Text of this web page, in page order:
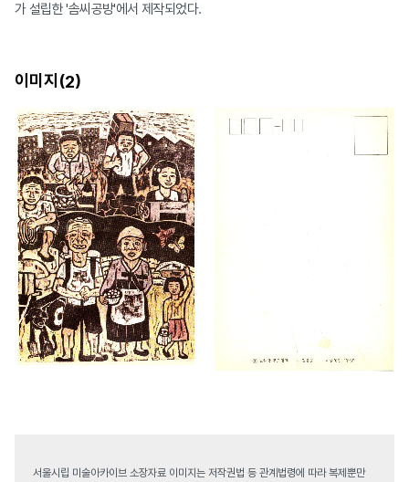
가 설립한 '솜씨공방'에서 제작되었다.
이미지(2)
서울시립 미술아카이브 소장자료 이미지는 저작권법 등 관계법령에 따라 복제뿐만